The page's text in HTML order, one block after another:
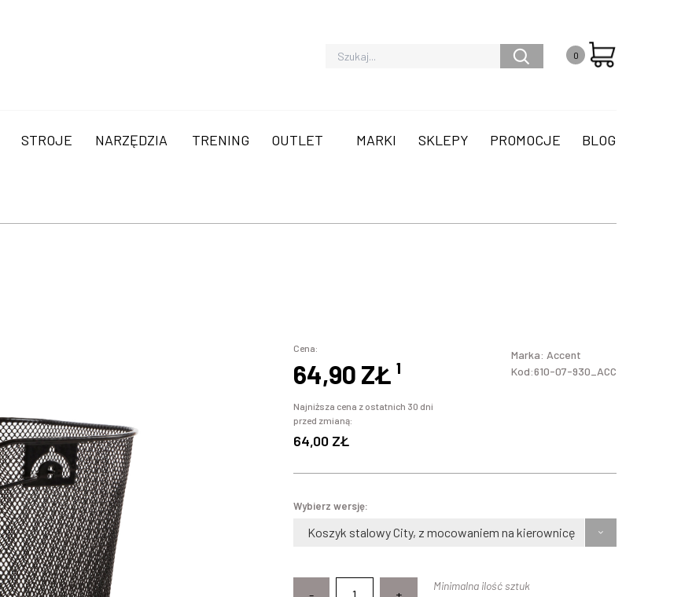
0
STROJE NARZĘDZIA TRENING OUTLET MARKI SKLEPY PROMOCJE BLOG
Cena:
64,90 ZŁ¹
Najniższa cena z ostatnich 30 dni
przed zmianą:
64,00 ZŁ
Marka: Accent
Kod:610-07-930_ACC
Wybierz wersję:
Koszyk stalowy City, z mocowaniem na kierownicę
Minimalna ilość sztuk